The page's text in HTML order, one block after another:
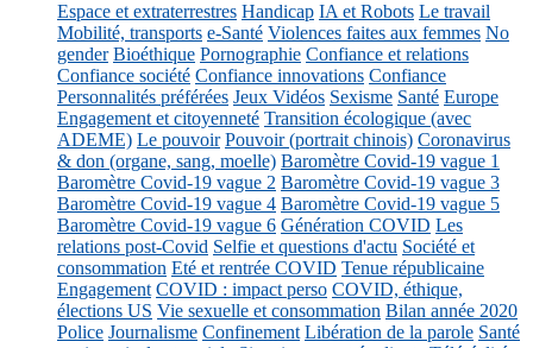
Espace et extraterrestres Handicap IA et Robots Le travail
Mobilité, transports e-Santé Violences faites aux femmes No
gender Bioéthique Pornographie Confiance et relations
Confiance société Confiance innovations Confiance
Personnalités préférées Jeux Vidéos Sexisme Santé Europe
Engagement et citoyenneté Transition écologique (avec
ADEME) Le pouvoir Pouvoir (portrait chinois) Coronavirus
& don (organe, sang, moelle) Baromètre Covid-19 vague 1
Baromètre Covid-19 vague 2 Baromètre Covid-19 vague 3
Baromètre Covid-19 vague 4 Baromètre Covid-19 vague 5
Baromètre Covid-19 vague 6 Génération COVID Les
relations post-Covid Selfie et questions d'actu Société et
consommation Eté et rentrée COVID Tenue républicaine
Engagement COVID : impact perso COVID, éthique,
élections US Vie sexuelle et consommation Bilan année 2020
Police Journalisme Confinement Libération de la parole Santé